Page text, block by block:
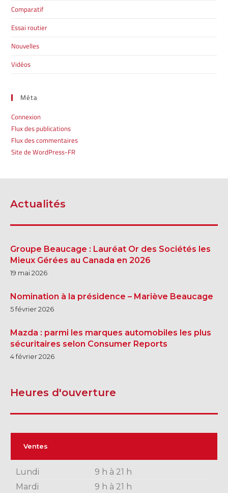
Comparatif
Essai routier
Nouvelles
Vidéos
Méta
Connexion
Flux des publications
Flux des commentaires
Site de WordPress-FR
Actualités
Groupe Beaucage : Lauréat Or des Sociétés les
Mieux Gérées au Canada en 2026
19 mai 2026
Nomination à la présidence – Mariève Beaucage
5 février 2026
Mazda : parmi les marques automobiles les plus
sécuritaires selon Consumer Reports
4 février 2026
Heures d'ouverture
Ventes
Lundi
9 h à 21 h
Mardi
9 h à 21 h